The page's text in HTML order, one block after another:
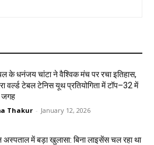
के धनंजय चांटा ने वैश्विक मंच पर रचा इतिहास,
वर्ल्ड टेबल टेनिस यूथ प्रतियोगिता में टॉप–32 में
जगह
Thakur - January 12, 2026
अस्पताल में बड़ा खुलासा: बिना लाइसेंस चल रहा था